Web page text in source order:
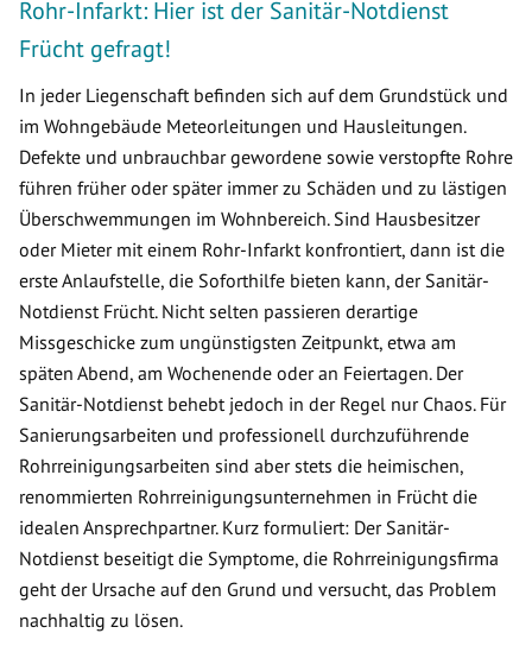
Rohr-Infarkt: Hier ist der Sanitär-Notdienst
Frücht gefragt!
In jeder Liegenschaft befinden sich auf dem Grundstück und
im Wohngebäude Meteorleitungen und Hausleitungen.
Defekte und unbrauchbar gewordene sowie verstopfte Rohre
führen früher oder später immer zu Schäden und zu lästigen
Überschwemmungen im Wohnbereich. Sind Hausbesitzer
oder Mieter mit einem Rohr-Infarkt konfrontiert, dann ist die
erste Anlaufstelle, die Soforthilfe bieten kann, der Sanitär-
Notdienst Frücht. Nicht selten passieren derartige
Missgeschicke zum ungünstigsten Zeitpunkt, etwa am
späten Abend, am Wochenende oder an Feiertagen. Der
Sanitär-Notdienst behebt jedoch in der Regel nur Chaos. Für
Sanierungsarbeiten und professionell durchzuführende
Rohrreinigungsarbeiten sind aber stets die heimischen,
renommierten Rohrreinigungsunternehmen in Frücht die
idealen Ansprechpartner. Kurz formuliert: Der Sanitär-
Notdienst beseitigt die Symptome, die Rohrreinigungsfirma
geht der Ursache auf den Grund und versucht, das Problem
nachhaltig zu lösen.